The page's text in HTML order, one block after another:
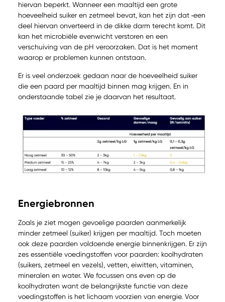
hiervan beperkt. Wanneer een maaltijd een grote
hoeveelheid suiker en zetmeel bevat, kan het zijn dat een
deel hiervan onverteerd in de dikke darm terecht komt. Dit
kan het microbiële evenwicht verstoren en een
verschuiving van de pH veroorzaken. Dat is het moment
waarop er problemen kunnen ontstaan.
Er is veel onderzoek gedaan naar de hoeveelheid suiker
die een paard per maaltijd binnen mag krijgen. En in
onderstaande tabel zie je daarvan het resultaat.
Energiebronnen
Zoals je ziet mogen gevoelige paarden aanmerkelijk
minder zetmeel (suiker) krijgen per maaltijd. Toch moeten
ook deze paarden voldoende energie binnenkrijgen. Er zijn
zes essentiële voedingstoffen voor paarden: koolhydraten
(suikers, zetmeel en vezels), vetten, eiwitten, vitaminen,
mineralen en water. We focussen ons even op de
koolhydraten want de belangrijkste functie van deze
voedingstoffen is het lichaam voorzien van energie. Voor